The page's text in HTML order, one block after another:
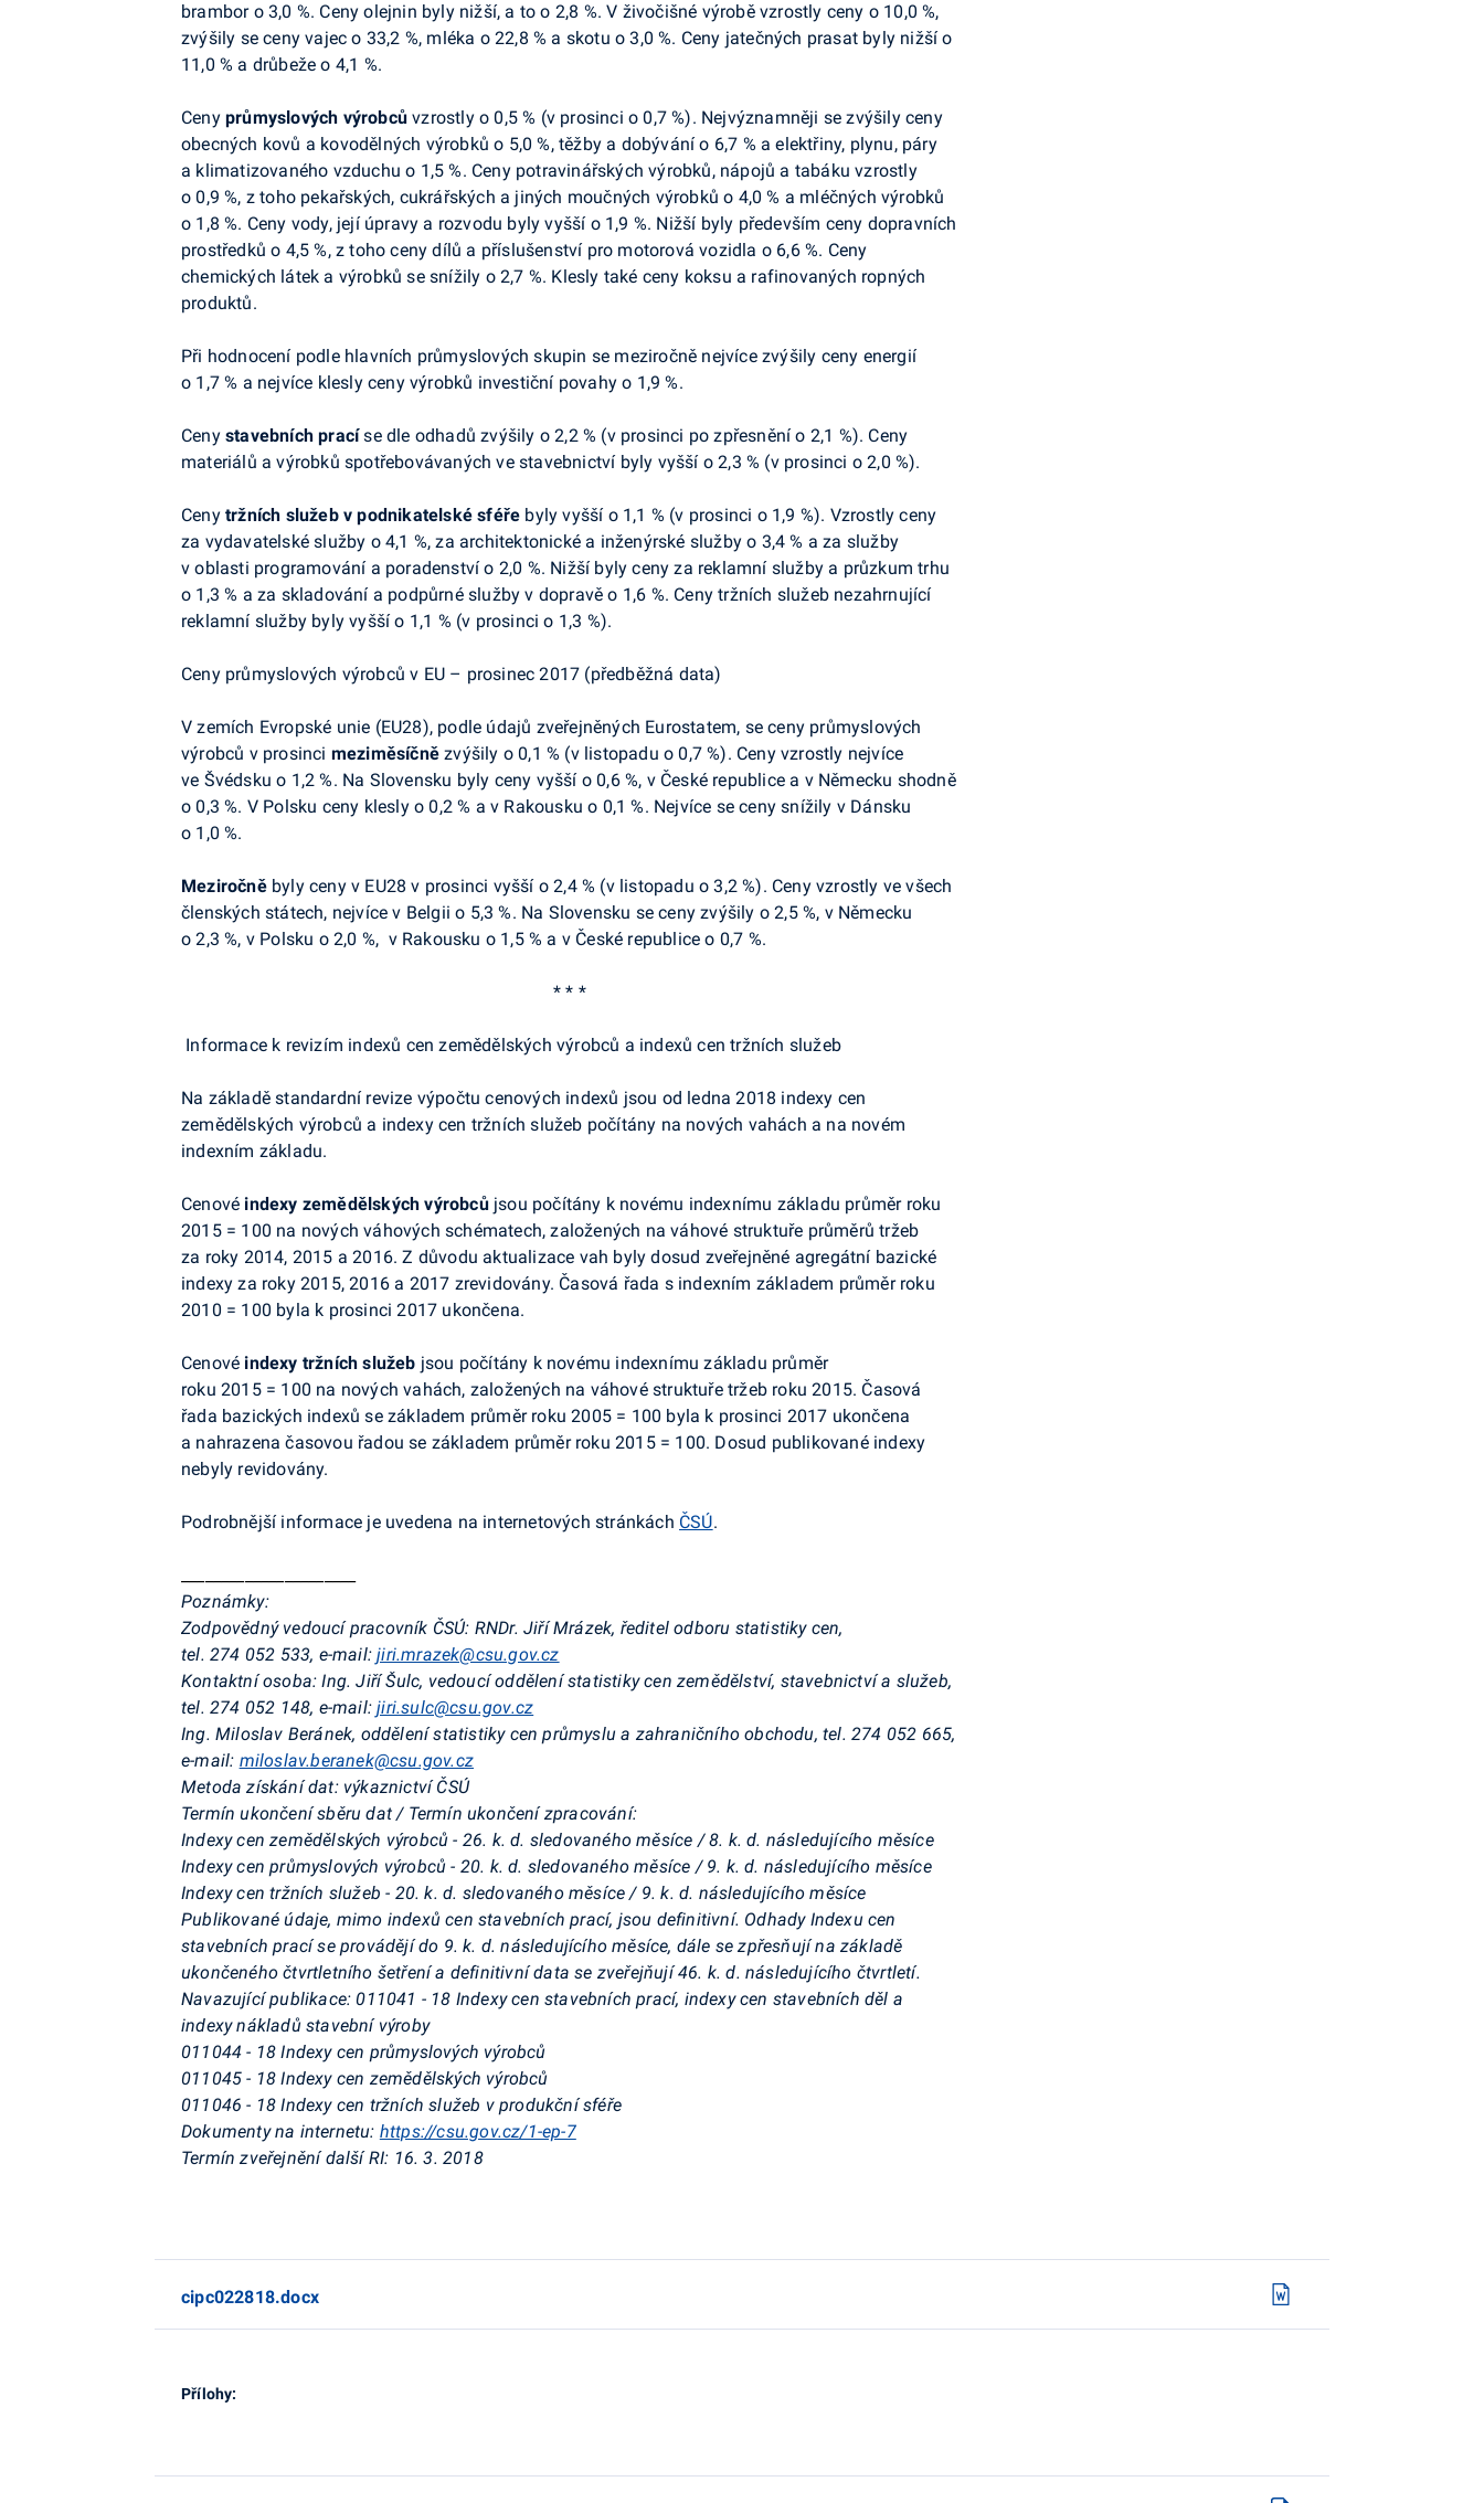
brambor o 3,0 %. Ceny olejnin byly nižší, a to o 2,8 %. V živočišné výrobě vzrostly ceny o 10,0 %,
zvýšily se ceny vajec o 33,2 %, mléka o 22,8 % a skotu o 3,0 %. Ceny jatečných prasat byly nižší o
11,0 % a drůbeže o 4,1 %.
Ceny průmyslových výrobců vzrostly o 0,5 % (v prosinci o 0,7 %). Nejvýznamněji se zvýšily ceny
obecných kovů a kovodělných výrobků o 5,0 %, těžby a dobývání o 6,7 % a elektřiny, plynu, páry
a klimatizovaného vzduchu o 1,5 %. Ceny potravinářských výrobků, nápojů a tabáku vzrostly
o 0,9 %, z toho pekařských, cukrářských a jiných moučných výrobků o 4,0 % a mléčných výrobků
o 1,8 %. Ceny vody, její úpravy a rozvodu byly vyšší o 1,9 %. Nižší byly především ceny dopravních
prostředků o 4,5 %,z toho ceny dílů a příslušenství pro motorová vozidla o 6,6 %. Ceny
chemických látek a výrobků se snížily o 2,7 %. Klesly také ceny koksu a rafinovaných ropných
produktů.
Při hodnocení podle hlavních průmyslových skupin se meziročně nejvíce zvýšily ceny energií
o 1,7 % a nejvíce klesly ceny výrobků investiční povahy o 1,9 %.
Ceny stavebních pracísedle odhadů zvýšily o 2,2 % (v prosinci po zpřesnění o 2,1 %). Ceny
materiálů a výrobků spotřebovávaných ve stavebnictví byly vyšší o 2,3 % (v prosinci o2,0%).
Ceny tržních služeb v podnikatelské sféře byly vyšší o 1,1 % (v prosinci o 1,9 %). Vzrostly ceny
za vydavatelské služby o 4,1 %, za architektonické a inženýrské služby o 3,4 % a za služby
v oblasti programování a poradenství o 2,0 %. Nižší byly ceny za reklamní služby a průzkum trhu
o 1,3 % a za skladování a podpůrné služby v dopravě o 1,6 %. Ceny tržních služeb nezahrnující
reklamní služby byly vyšší o 1,1 % (v prosinci o 1,3 %).
Ceny průmyslových výrobců v EU – prosinec 2017 (předběžná data)
V zemích Evropské unie (EU28), podle údajů zveřejněných Eurostatem, se ceny průmyslových
výrobců v prosinci meziměsíčně zvýšily o 0,1 % (v listopadu o 0,7 %). Ceny vzrostly nejvíce
ve Švédsku o 1,2 %. Na Slovensku byly ceny vyšší o 0,6 %, v České republice a v Německu shodně
o 0,3 %. V Polsku ceny klesly o 0,2 % a v Rakousku o 0,1 %. Nejvíce se ceny snížily v Dánsku
o 1,0 %.
Meziročněbylycenyv EU28 v prosinci vyšší o 2,4 % (v listopadu o 3,2 %). Ceny vzrostly ve všech
členských státech, nejvíce v Belgii o 5,3 %. Na Slovensku se ceny zvýšily o 2,5 %, v Německu
o 2,3 %, v Polsku o 2,0 %, v Rakousku o 1,5 % a v České republice o 0,7 %.
* * *
Informace k revizím indexů cen zemědělských výrobců a indexů cen tržních služeb
Na základě standardní revize výpočtu cenových indexů jsou od ledna 2018 indexy cen
zemědělských výrobců a indexy cen tržních služeb počítány na nových vahách a na novém
indexním základu.
Cenové indexy zemědělských výrobcůjsou počítány k novému indexnímu základu průměr roku
2015 = 100 na nových váhových schématech, založených na váhové struktuře průměrů tržeb
za roky 2014, 2015 a 2016. Z důvodu aktualizace vah byly dosud zveřejněné agregátní bazické
indexy za roky 2015, 2016 a 2017 zrevidovány. Časová řada s indexním základem průměr roku
2010 = 100 byla k prosinci 2017 ukončena.
Cenové indexy tržních služeb jsou počítány k novému indexnímu základu průměr
roku 2015 = 100 na nových vahách, založených na váhové struktuře tržeb roku 2015. Časová
řada bazických indexů se základem průměr roku 2005 = 100 byla k prosinci 2017 ukončena
a nahrazena časovou řadou se základem průměr roku 2015 = 100. Dosud publikované indexy
nebyly revidovány.
Podrobnější informace je uvedena na internetových stránkách ČSÚ.
Poznámky:
Zodpovědný vedoucí pracovník ČSÚ: RNDr. Jiří Mrázek, ředitel odboru statistiky cen,
tel. 274 052 533, e-mail:jiri.mrazek@csu.gov.cz
Kontaktní osoba: Ing. Jiří Šulc, vedoucí oddělení statistiky cen zemědělství, stavebnictví a služeb,
tel. 274 052 148, e-mail:jiri.sulc@csu.gov.cz
Ing. Miloslav Beránek, oddělení statistiky cen průmyslu a zahraničního obchodu,tel. 274 052 665,
e-mail: miloslav.beranek@csu.gov.cz
Metoda získání dat: výkaznictví ČSÚ
Termín ukončení sběru dat / Termín ukončení zpracování:
Indexy cen zemědělských výrobců - 26. k. d. sledovaného měsíce / 8. k. d. následujícího měsíce
Indexy cen průmyslových výrobců - 20. k. d. sledovaného měsíce / 9. k. d. následujícího měsíce
Indexy cen tržních služeb - 20. k. d. sledovaného měsíce / 9. k. d. následujícího měsíce
Publikované údaje, mimo indexů cen stavebních prací, jsou definitivní. Odhady Indexu cen
stavebních prací se provádějí do 9. k. d. následujícího měsíce, dále se zpřesňují na základě
ukončeného čtvrtletního šetření a definitivní data se zveřejňují 46. k. d. následujícího čtvrtletí.
Navazující publikace: 011041 - 18 Indexy cen stavebních prací, indexy cen stavebních děl a
indexy nákladů stavební výroby
011044 - 18 Indexy cen průmyslových výrobců
011045 - 18 Indexy cen zemědělských výrobců
011046 - 18 Indexy cen tržních služeb v produkční sféře
Dokumenty na internetu: https://csu.gov.cz/1-ep-7
Termín zveřejnění další RI: 16. 3. 2018
cipc022818.docx
Přílohy: